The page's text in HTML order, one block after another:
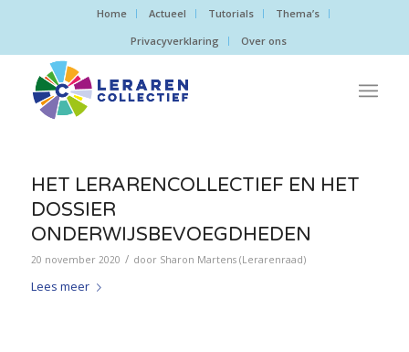
Home Actueel Tutorials
Thema’s
Privacyverklaring
Over ons
HET LERARENCOLLECTIEF EN HET
DOSSIER
ONDERWIJSBEVOEGDHEDEN
20 november 2020 / door Sharon Martens (Lerarenraad)
Lees meer